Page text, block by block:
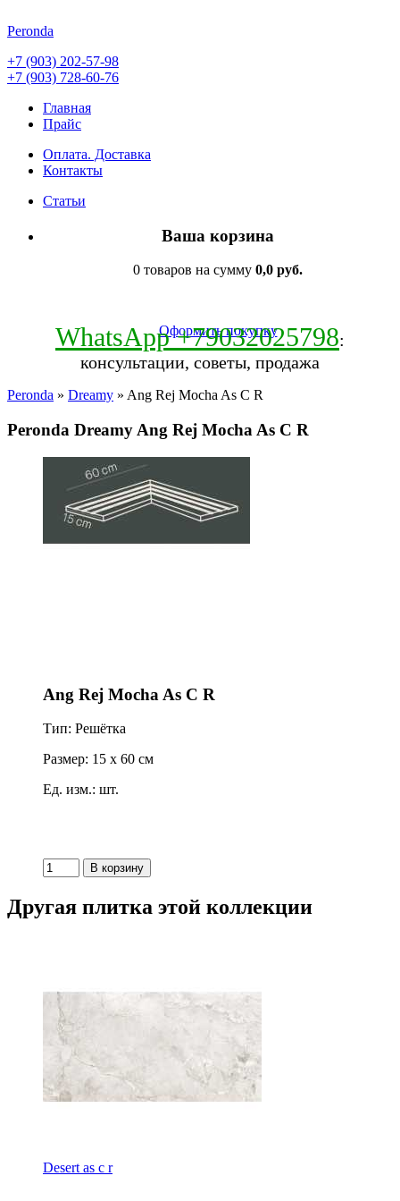
Peronda
+7 (903) 202-57-98
+7 (903) 728-60-76
Главная
Прайс
Оплата. Доставка
Контакты
Статьи
Ваша корзина
0 товаров на сумму 0,0 руб.
Оформить покупку
WhatsApp +79032025798:
консультации, советы, продажа
Peronda » Dreamy » Ang Rej Mocha As C R
Peronda Dreamy Ang Rej Mocha As C R
Ang Rej Mocha As C R
Тип: Решётка
Размер: 15 x 60 см
Ед. изм.: шт.
Другая плитка этой коллекции
Desert as c r